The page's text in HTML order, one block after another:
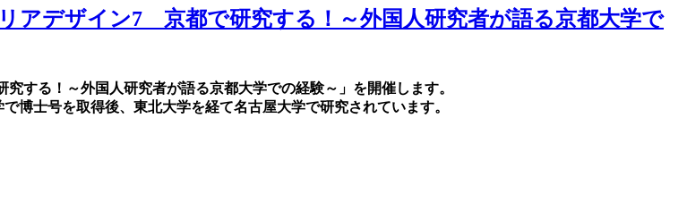
アデザイン7 京都で研究する！～外国人研究者が語る京都大学で
する！～外国人研究者が語る京都大学での経験～」を開催します。
博士号を取得後、東北大学を経て名古屋大学で研究されています。